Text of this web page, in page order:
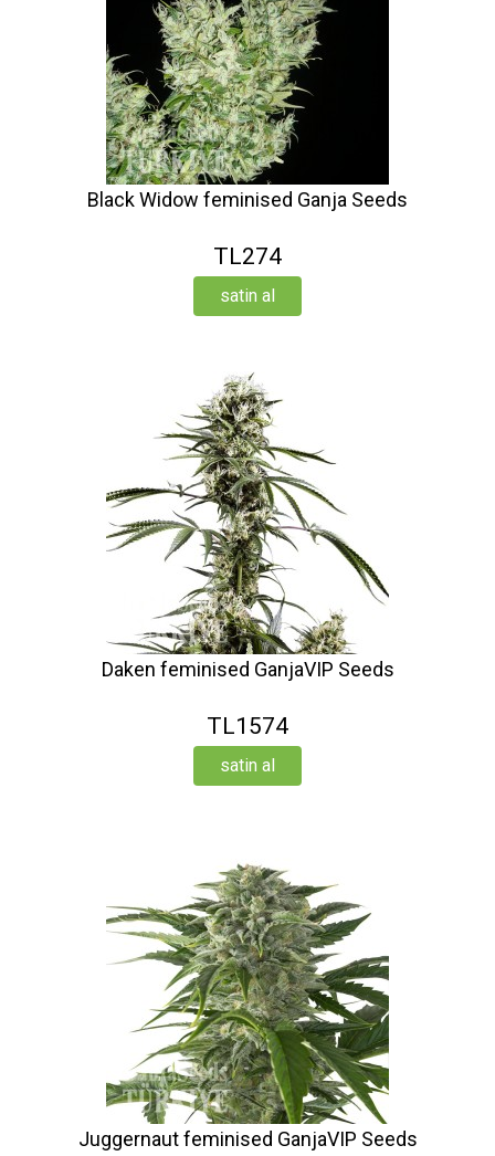
Black Widow feminised Ganja Seeds
TL274
satin al
Daken feminised GanjaVIP Seeds
TL1574
satin al
Juggernaut feminised GanjaVIP Seeds